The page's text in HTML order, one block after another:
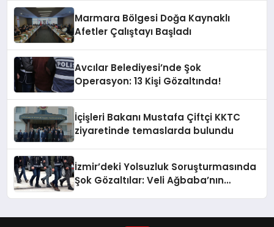
Marmara Bölgesi Doğa Kaynaklı
Afetler Çalıştayı Başladı
Avcılar Belediyesi’nde Şok
Operasyon: 13 Kişi Gözaltında!
İçişleri Bakanı Mustafa Çiftçi KKTC
ziyaretinde temaslarda bulundu
İzmir’deki Yolsuzluk Soruşturmasında
Şok Gözaltılar: Veli Ağbaba’nın